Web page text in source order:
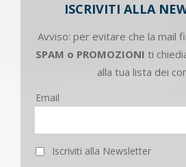
ISCRIVITI ALLA
Avviso: per evitare che la mail
SPAM o PROMOZIONI ti
alla tua lista dei
Email
Iscriviti alla Newsletter